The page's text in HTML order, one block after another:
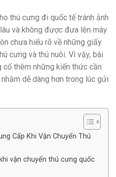
thú cưng đi quốc tế tránh ảnh
và không được đưa lên máy
chưa hiểu rõ về những giấy
cưng và thú nuôi. Vì vậy, bài
thêm những kiến thức cần
dễ dàng hơn trong lúc gửi
Cấp Khi Vận Chuyển Thú
vận chuyển thú cưng quốc